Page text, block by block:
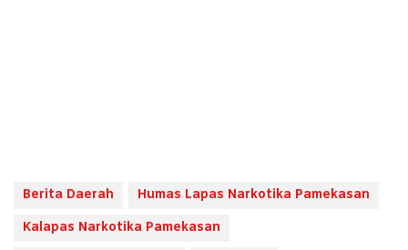
Berita Daerah
Humas Lapas Narkotika Pamekasan
Kalapas Narkotika Pamekasan